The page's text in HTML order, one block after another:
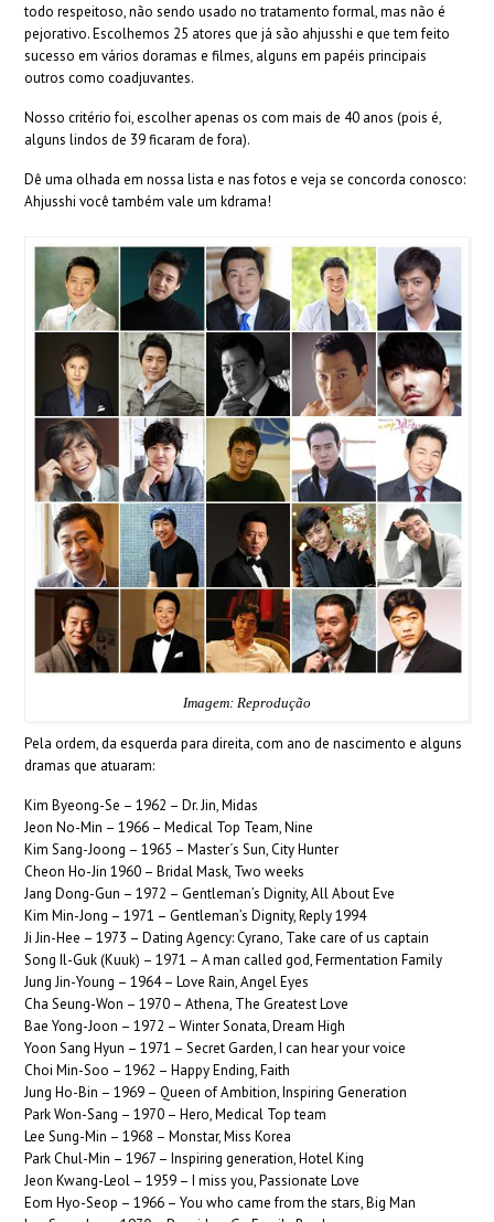
todo respeitoso, não sendo usado no tratamento formal, mas não é
pejorativo. Escolhemos 25 atores que já são ahjusshi e que tem feito
sucesso em vários doramas e filmes, alguns em papéis principais
outros como coadjuvantes.
Nosso critério foi, escolher apenas os com mais de 40 anos (pois é,
alguns lindos de 39 ficaram de fora).
Dê uma olhada em nossa lista e nas fotos e veja se concorda conosco:
Ahjusshi você também vale um kdrama!
Imagem: Reprodução
Pela ordem, da esquerda para direita, com ano de nascimento e alguns
dramas que atuaram:
Kim Byeong-Se – 1962 – Dr. Jin, Midas
Jeon No-Min – 1966 – Medical Top Team, Nine
Kim Sang-Joong – 1965 – Master´s Sun, City Hunter
Cheon Ho-Jin 1960 – Bridal Mask, Two weeks
Jang Dong-Gun – 1972 – Gentleman’s Dignity, All About Eve
Kim Min-Jong – 1971 – Gentleman’s Dignity, Reply 1994
Ji Jin-Hee – 1973 – Dating Agency: Cyrano, Take care of us captain
Song Il-Guk (Kuuk) – 1971 – A man called god, Fermentation Family
Jung Jin-Young – 1964 – Love Rain, Angel Eyes
Cha Seung-Won – 1970 – Athena, The Greatest Love
Bae Yong-Joon – 1972 – Winter Sonata, Dream High
Yoon Sang Hyun – 1971 – Secret Garden, I can hear your voice
Choi Min-Soo – 1962 – Happy Ending, Faith
Jung Ho-Bin – 1969 – Queen of Ambition, Inspiring Generation
Park Won-Sang – 1970 – Hero, Medical Top team
Lee Sung-Min – 1968 – Monstar, Miss Korea
Park Chul-Min – 1967 – Inspiring generation, Hotel King
Jeon Kwang-Leol – 1959 – I miss you, Passionate Love
Eom Hyo-Seop – 1966 – You who came from the stars, Big Man